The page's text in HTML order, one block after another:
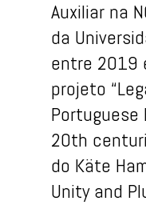
Auxiliar na
da
entre 2019
projeto
20th
do Käte
Unity and